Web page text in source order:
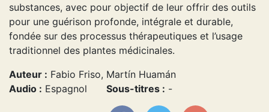
substances, avec pour objectif de leur offrir des outils
pour une guérison profonde, intégrale et durable,
fondée sur des processus thérapeutiques et l’usage
traditionnel des plantes médicinales.
Auteur : Fabio Friso, Martín Huamán
Audio : Espagnol Sous-titres : -